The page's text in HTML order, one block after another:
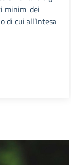
minimi dei
di cui all’Intesa